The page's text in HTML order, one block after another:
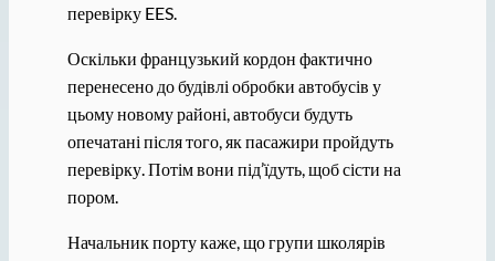
перевірку EES.
Оскільки французький кордон фактично
перенесено до будівлі обробки автобусів у
цьому новому районі, автобуси будуть
опечатані після того, як пасажири пройдуть
перевірку. Потім вони під’їдуть, щоб сісти на
пором.
Начальник порту каже, що групи школярів